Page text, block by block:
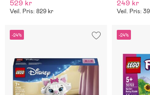
529 kr
Veil. Pris: 829 kr
249 kr
Veil. Pris:
-24% -24%